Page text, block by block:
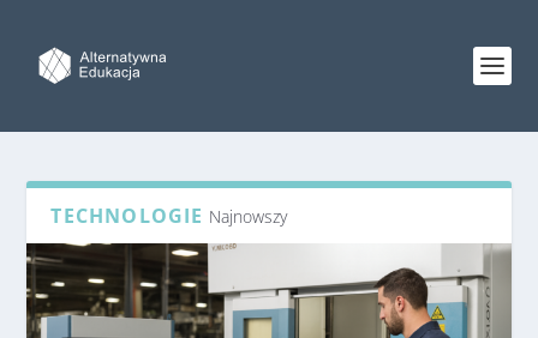
TECHNOLOGIE Najnowszy